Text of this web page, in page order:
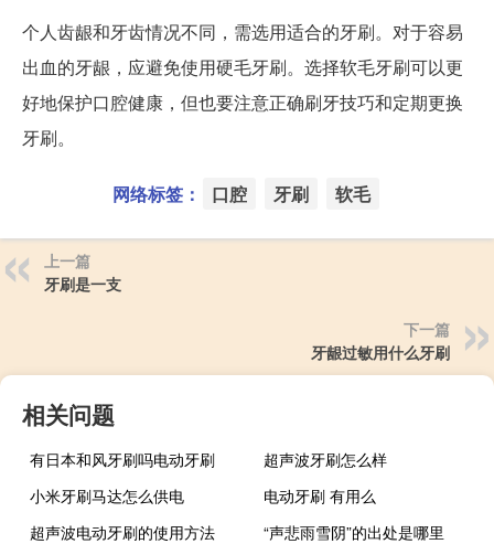
个人齿龈和牙齿情况不同，需选用适合的牙刷。对于容易
出血的牙龈，应避免使用硬毛牙刷。选择软毛牙刷可以更
好地保护口腔健康，但也要注意正确刷牙技巧和定期更换
牙刷。
网络标签： 口腔 牙刷 软毛
上一篇
牙刷是一支
下一篇
牙龈过敏用什么牙刷
相关问题
有日本和风牙刷吗电动牙刷
超声波牙刷怎么样
小米牙刷马达怎么供电
电动牙刷 有用么
超声波电动牙刷的使用方法
“声悲雨雪阴”的出处是哪里